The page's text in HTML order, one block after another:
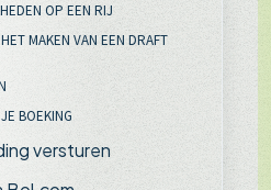
OP EEN RIJ
MAKEN VAN EEN DRAFT
BOEKING
versturen